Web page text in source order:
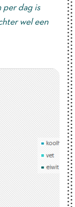
per dag is
wel een